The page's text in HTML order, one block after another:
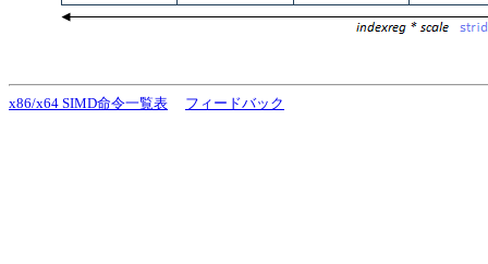
x86/x64 SIMD命令一覧表 フィードバック